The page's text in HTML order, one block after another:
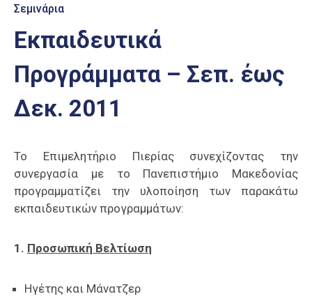
/
Υποστήριξη
Έκθεση
Παραδοσιακών
ΚΜ
Σεμινάρια
Εκπαιδευτικά
Προγράμματα – Σεπ. έως
Δεκ. 2011
Το Επιμελητήριο Πιερίας συνεχίζοντας την
συνεργασία με το Πανεπιστήμιο Μακεδονίας
προγραμματίζει την υλοποίηση των παρακάτω
εκπαιδευτικών προγραμμάτων:
1. Προσωπική Βελτίωση
Ηγέτης και Μάνατζερ